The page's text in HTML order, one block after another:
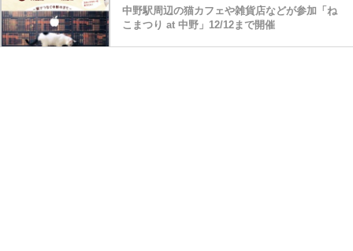
中野駅周辺の猫カフェや雑貨店などが参加「ね
こまつり at 中野」12/12まで開催